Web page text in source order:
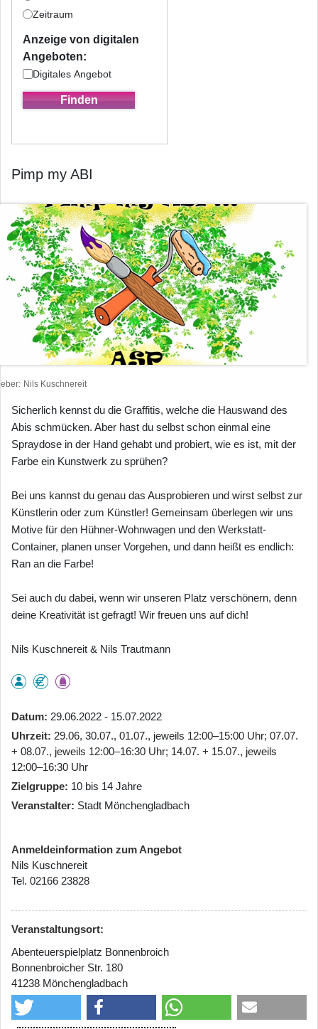
Zeitraum
Anzeige von digitalen
Angeboten:
Digitales Angebot
Pimp my ABI
Nils Kuschnereit
Sicherlich kennst du die Graffitis, welche die Hauswand des
Abis schmücken. Aber hast du selbst schon einmal eine
Spraydose in der Hand gehabt und probiert, wie es ist, mit der
Farbe ein Kunstwerk zu sprühen?
Bei uns kannst du genau das Ausprobieren und wirst selbst zur
Künstlerin oder zum Künstler! Gemeinsam überlegen wir uns
Motive für den Hühner-Wohnwagen und den Werkstatt-
Container, planen unser Vorgehen, und dann heißt es endlich:
Ran an die Farbe!
Sei auch du dabei, wenn wir unseren Platz verschönern, denn
deine Kreativität ist gefragt! Wir freuen uns auf dich!
Nils Kuschnereit & Nils Trautmann
Datum 29.06.2022 - 15.07.2022
Uhrzeit 29.06, 30.07., 01.07., jeweils 12:00–15:00 Uhr; 07.07.
+ 08.07., jeweils 12:00–16:30 Uhr; 14.07. + 15.07., jeweils
12:00–16:30 Uhr
Zielgruppe 10 bis 14 Jahre
Veranstalter Stadt Mönchengladbach
Anmeldeinformation zum Angebot
Nils Kuschnereit
Tel. 02166 23828
Veranstaltungsort:
Abenteuerspielplatz Bonnenbroich
Bonnenbroicher Str. 180
41238 Mönchengladbach